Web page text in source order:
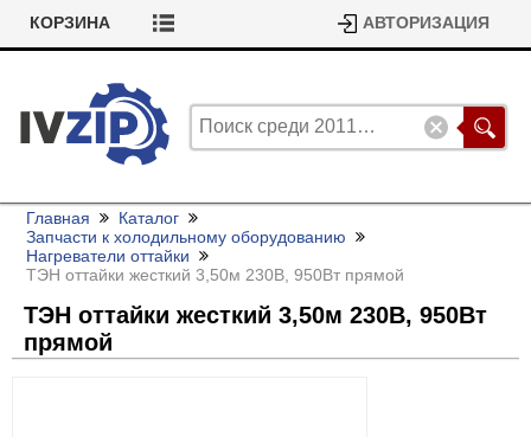
КОРЗИНА АВТОРИЗАЦИЯ
Главная
Каталог
Запчасти к холодильному оборудованию
Нагреватели оттайки
ТЭН оттайки жесткий 3,50м 230В, 950Вт прямой
ТЭН оттайки жесткий 3,50м 230В, 950Вт
прямой